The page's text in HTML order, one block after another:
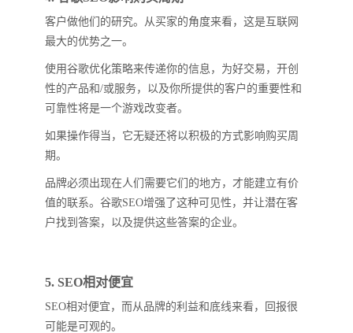
客户做他们的研究。从买家的角度来看，这是互联网
最大的优势之一。
使用谷歌优化策略来传递你的信息，为好交易，开创
性的产品和/或服务，以及你所提供的客户的重要性和
可靠性将是一个游戏改变者。
如果操作得当，它无疑还将以积极的方式影响购买周
期。
品牌必须出现在人们需要它们的地方，才能建立有价
值的联系。谷歌SEO增强了这种可见性，并让潜在客
户找到答案，以及提供这些答案的企业。
5. SEO相对便宜
SEO相对便宜，而从品牌的利益和底线来看，回报很
可能是可观的。